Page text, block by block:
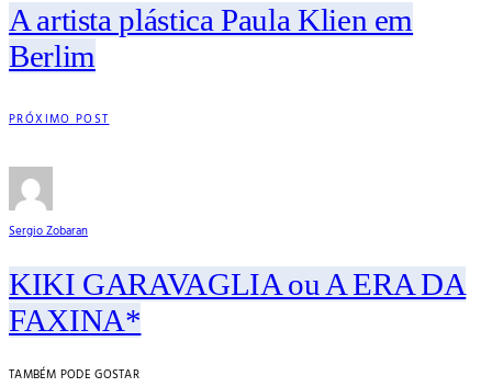
A artista plástica Paula Klien em
Berlim
PRÓXIMO POST
Sergio Zobaran
KIKI GARAVAGLIA ou A ERA DA
FAXINA*
TAMBÉM PODE GOSTAR